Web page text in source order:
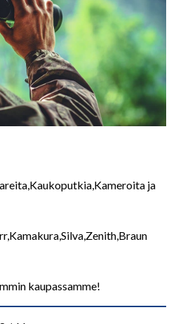
ja
kaupassamme!